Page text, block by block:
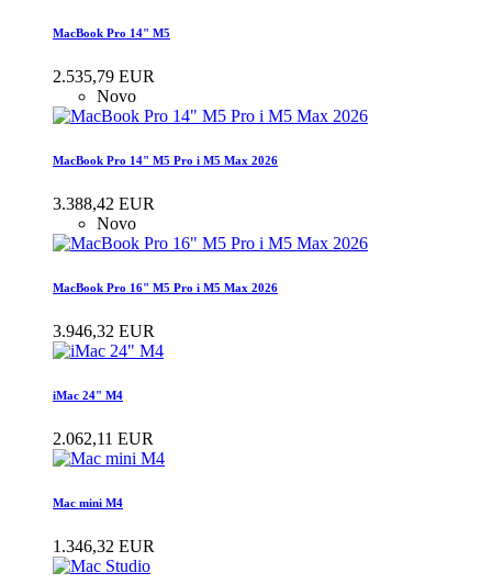
MacBook Pro 14" M5
2.535,79 EUR
Novo
MacBook Pro 14" M5 Pro i M5 Max 2026
3.388,42 EUR
Novo
MacBook Pro 16" M5 Pro i M5 Max 2026
3.946,32 EUR
iMac 24" M4
2.062,11 EUR
Mac mini M4
1.346,32 EUR